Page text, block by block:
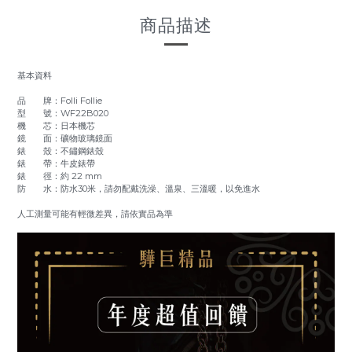
商品描述
基本資料
品 牌：Folli Follie
型 號：WF22B020
機 芯：日本機芯
鏡 面：礦物玻璃鏡面
錶 殼：不鏽鋼錶殼
錶 帶：牛皮錶帶
錶 徑：約 22 mm
防 水：防水30米，請勿配戴洗澡、溫泉、三溫暖，以免進水
人工測量可能有輕微差異，請依實品為準